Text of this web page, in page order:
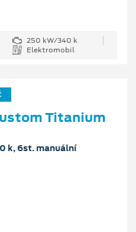
250 kW/340 k
Elektromobil
Titanium
k, 6st. manuální